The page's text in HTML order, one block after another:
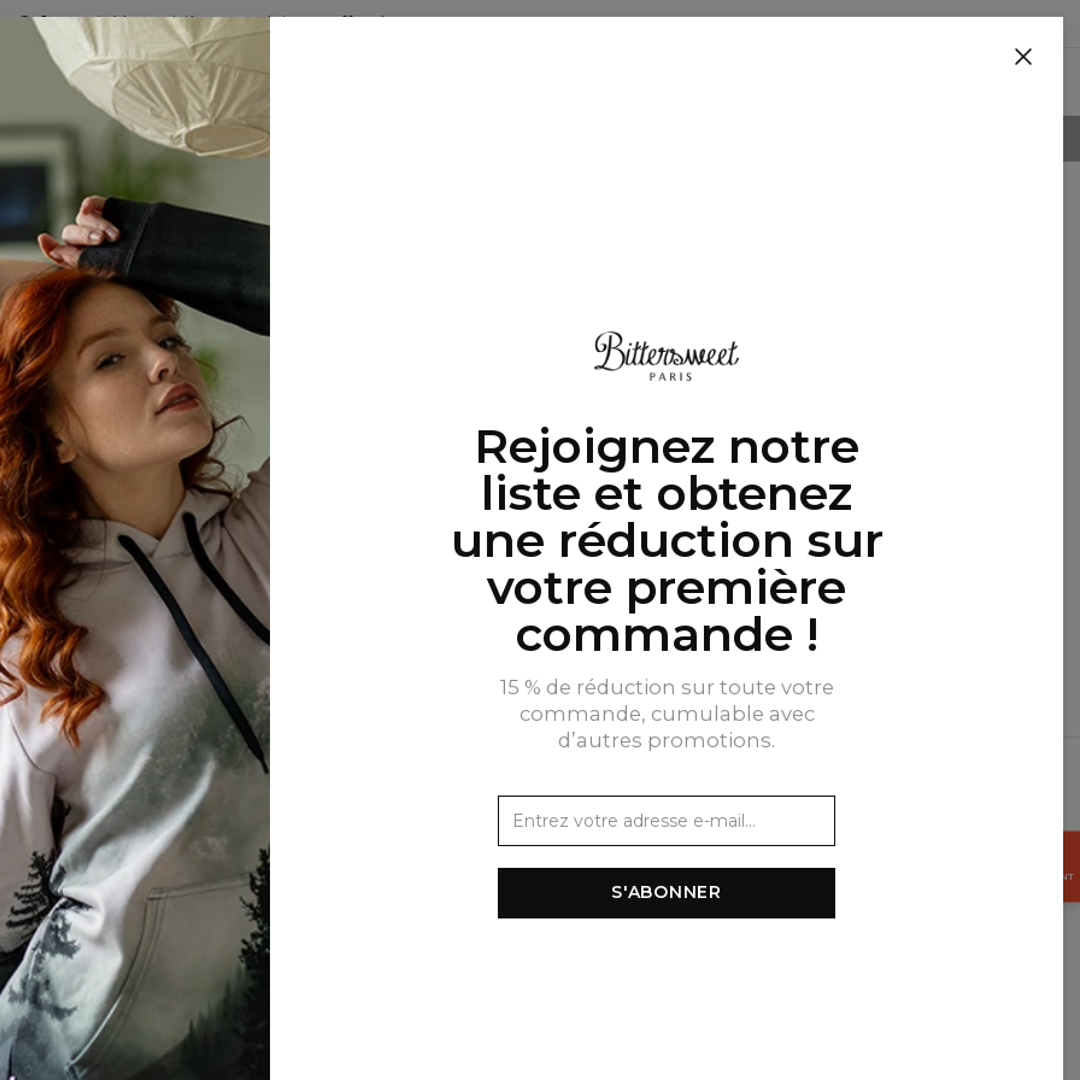
2+1 gratuit ! Le troisième produit est offert ! 28:37:33
ARRIVÉES HOMME
UNIS D'AMÉRIQUE $ USD
de confidentialité et cookies
et livraisons
remboursements
Rejoignez notre
liste et obtenez
une réduction sur
votre première
commande !
15 % de réduction sur toute votre
commande, cumulable avec
d’autres promotions.
S'ABONNER
MAINTENANT